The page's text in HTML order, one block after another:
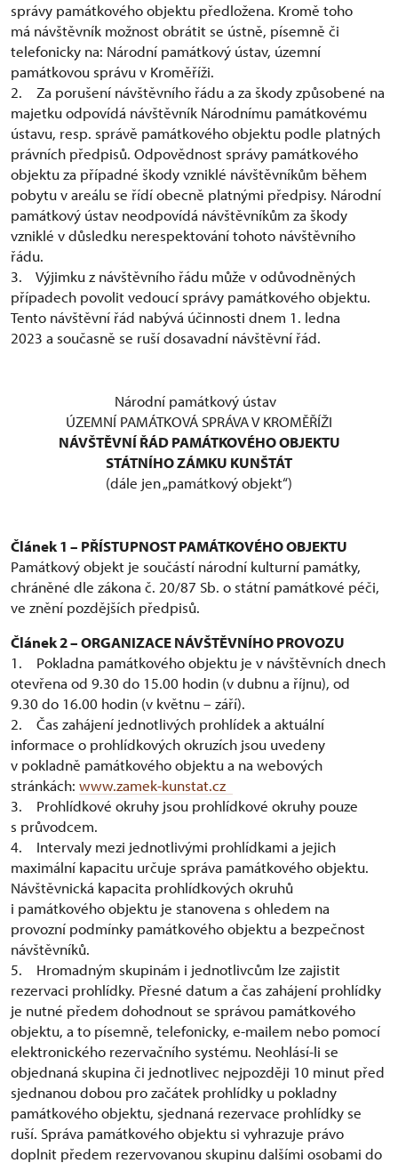
správy památkového objektu předložena. Kromě toho
má návštěvník možnost obrátit se ústně, písemně či
telefonicky na: Národní památkový ústav, územní
památkovou správu v Kroměříži.
2. Za porušení návštěvního řádu a za škody způsobené na
majetku odpovídá návštěvník Národnímu památkovému
ústavu, resp. správě památkového objektu podle platných
právních předpisů. Odpovědnost správy památkového
objektu za případné škody vzniklé návštěvníkům během
pobytu v areálu se řídí obecně platnými předpisy. Národní
památkový ústav neodpovídá návštěvníkům za škody
vzniklé v důsledku nerespektování tohoto návštěvního
řádu.
3. Výjimku z návštěvního řádu může v odůvodněných
případech povolit vedoucí správy památkového objektu.
Tento návštěvní řád nabývá účinnosti dnem 1. ledna
2023 a současně se ruší dosavadní návštěvní řád.
Národní památkový ústav
ÚZEMNÍ PAMÁTKOVÁ SPRÁVA V KROMĚŘÍŽI
NÁVŠTĚVNÍ ŘÁD PAMÁTKOVÉHO OBJEKTU
STÁTNÍHO ZÁMKU KUNŠTÁT
(dále jen „památkový objekt“)
Článek 1 – PŘÍSTUPNOST PAMÁTKOVÉHO OBJEKTU
Památkový objekt je součástí národní kulturní památky,
chráněné dle zákona č. 20/87 Sb. o státní památkové péči,
ve znění pozdějších předpisů.
Článek 2 – ORGANIZACE NÁVŠTĚVNÍHO PROVOZU
1. Pokladna památkového objektu je v návštěvních dnech
otevřena od 9.30 do 15.00 hodin (v dubnu a říjnu), od
9.30 do 16.00 hodin (v květnu – září).
2. Čas zahájení jednotlivých prohlídek a aktuální
informace o prohlídkových okruzích jsou uvedeny
v pokladně památkového objektu a na webových
stránkách: www.zamek-kunstat.cz
3. Prohlídkové okruhy jsou prohlídkové okruhy pouze
s průvodcem.
4. Intervaly mezi jednotlivými prohlídkami a jejich
maximální kapacitu určuje správa památkového objektu.
Návštěvnická kapacita prohlídkových okruhů
i památkového objektu je stanovena s ohledem na
provozní podmínky památkového objektu a bezpečnost
návštěvníků.
5. Hromadným skupinám i jednotlivcům lze zajistit
rezervaci prohlídky. Přesné datum a čas zahájení prohlídky
je nutné předem dohodnout se správou památkového
objektu, a to písemně, telefonicky, e-mailem nebo pomocí
elektronického rezervačního systému. Neohlásí-li se
objednaná skupina či jednotlivec nejpozději 10 minut před
sjednanou dobou pro začátek prohlídky u pokladny
památkového objektu, sjednaná rezervace prohlídky se
ruší. Správa památkového objektu si vyhrazuje právo
doplnit předem rezervovanou skupinu dalšími osobami do